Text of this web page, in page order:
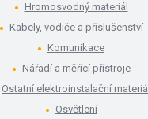
Hromosvodný materiál
Kabely, vodiče a příslušenství
Komunikace
Nářadí a měřící přístroje
Ostatní elektroinstalační materiál
Osvětlení